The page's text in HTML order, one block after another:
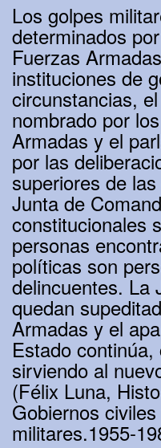
Los golpes
determinados
Fuerzas
instituciones de
circunstancias,
nombrado por
Armadas y el
por las
superiores de
Junta de
constitucionales
personas
políticas son
delincuentes. La
quedan
Armadas y el
Estado
sirviendo al
(Félix Luna,
Gobiernos
militares.1955-